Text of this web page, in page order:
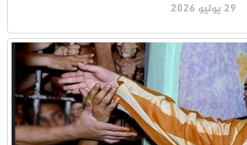
29 يوليو 2026